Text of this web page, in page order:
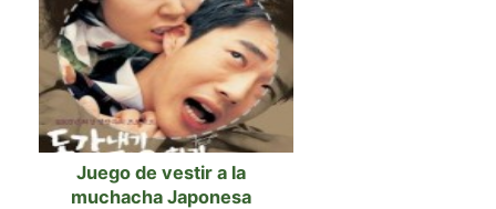
Juego de vestir a la
muchacha Japonesa